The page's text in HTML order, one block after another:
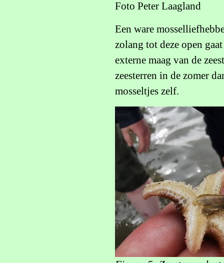
Foto Peter Laagland
Een ware
zolang tot deze open
externe maag van de
zeesterren in de zomer
mosseltjes zelf.